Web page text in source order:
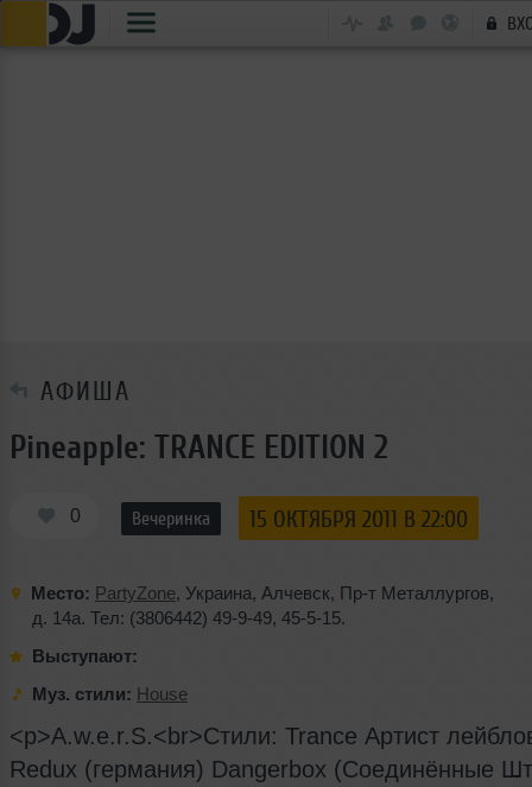
АФИША
Pineapple: TRANCE EDITION 2
0 Вечеринка 15 ОКТЯБРЯ 2011 В 22:00
Место: PartyZone, Украина, Алчевск, Пр-т Металлургов,
д. 14а. Тел: (3806442) 49-9-49, 45-5-15.
Выступают:
Муз. стили: House
<p>A.w.e.r.S.<br>Стили: Trance Артист
Redux (германия) Dangerbox (Соединённые